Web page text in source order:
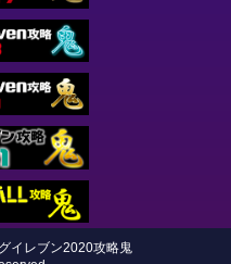
イレブン2020攻略鬼